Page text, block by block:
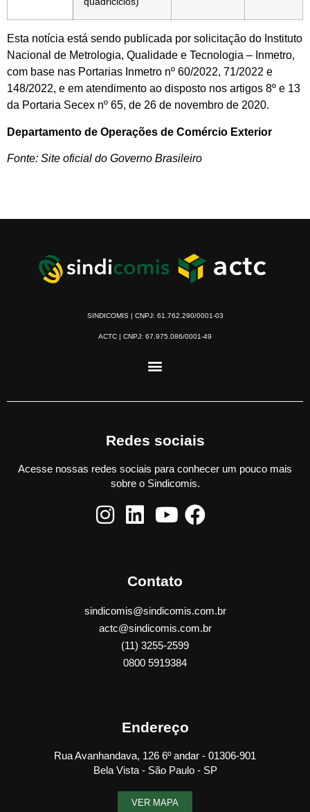
Esta notícia está sendo publicada por solicitação do Instituto
Nacional de Metrologia, Qualidade e Tecnologia – Inmetro,
com base nas Portarias Inmetro nº 60/2022, 71/2022 e
148/2022, e em atendimento ao disposto nos artigos 8º e 13
da Portaria Secex nº 65, de 26 de novembro de 2020.
Departamento de Operações de Comércio Exterior
Fonte: Site oficial do Governo Brasileiro
SINDICOMIS | CNPJ: 61.762.290/0001-03
ACTC | CNPJ: 67.975.086/0001-49
Redes sociais
Acesse nossas redes sociais para conhecer um pouco mais
sobre o Sindicomis.
Contato
sindicomis@sindicomis.com.br
actc@sindicomis.com.br
(11) 3255-2599
0800 5919384
Endereço
Rua Avanhandava, 126 6º andar - 01306-901
Bela Vista - São Paulo - SP
VER MAPA